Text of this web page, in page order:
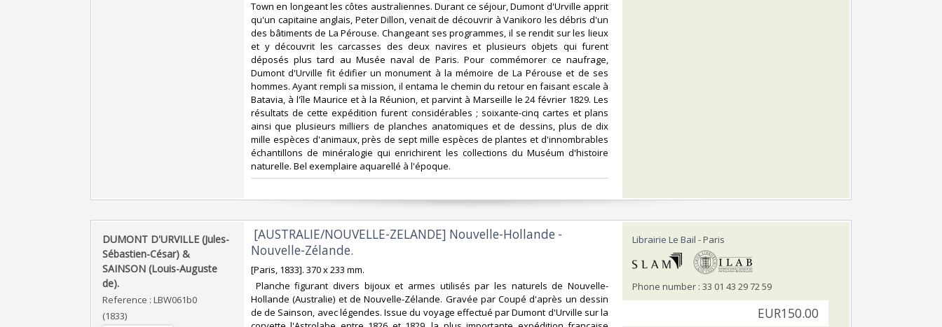
Town en longeant les côtes australiennes. Durant ce séjour, Dumont d'Urville apprit
qu'un capitaine anglais, Peter Dillon, venait de découvrir à Vanikoro les débris d'un
des bâtiments de La Pérouse. Changeant ses programmes, il se rendit sur les lieux
et y découvrit les carcasses des deux navires et plusieurs objets qui furent
déposés plus tard au Musée naval de Paris. Pour commémorer ce naufrage,
Dumont d'Urville fit édifier un monument à la mémoire de La Pérouse et de ses
hommes. Ayant rempli sa mission, il entama le chemin du retour en faisant escale à
Batavia, à l'île Maurice et à la Réunion, et parvint à Marseille le 24 février 1829. Les
résultats de cette expédition furent considérables ; soixante-cinq cartes et plans
ainsi que plusieurs milliers de planches anatomiques et de dessins, plus de dix
mille espèces d'animaux, près de sept mille espèces de plantes et d'innombrables
échantillons de minéralogie qui enrichirent les collections du Muséum d'histoire
naturelle. Bel exemplaire aquarellé à l'époque.‎
‎DUMONT D'URVILLE (Jules-
Sébastien-César) &
SAINSON (Louis-Auguste
de).‎
Reference : LBW061b0
(1833)
‎ [AUSTRALIE/NOUVELLE-ZELANDE] Nouvelle-Hollande -
Nouvelle-Zélande.‎
‎[Paris, 1833]. 370 x 233 mm.‎
‎ Planche figurant divers bijoux et armes utilisés par les naturels de Nouvelle-
Hollande (Australie) et de Nouvelle-Zélande. Gravée par Coupé d'après un dessin
de de Sainson, avec légendes. Issue du voyage effectué par Dumont d'Urville sur la
Librairie Le Bail - Paris
Phone number : 33 01 43 29 72 59
EUR150.00